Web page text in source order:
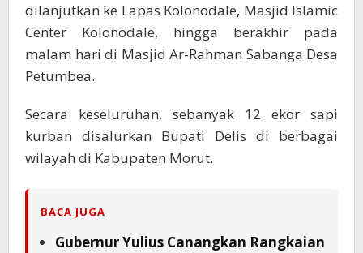
dilanjutkan ke Lapas Kolonodale, Masjid Islamic
Center Kolonodale, hingga berakhir pada
malam hari di Masjid Ar-Rahman Sabanga Desa
Petumbea.
Secara keseluruhan, sebanyak 12 ekor sapi
kurban disalurkan Bupati Delis di berbagai
wilayah di Kabupaten Morut.
BACA JUGA
Gubernur Yulius Canangkan Rangkaian